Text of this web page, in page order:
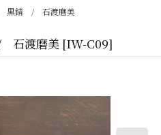
黒錆 / 石渡磨美
石渡磨美 [IW-C09]